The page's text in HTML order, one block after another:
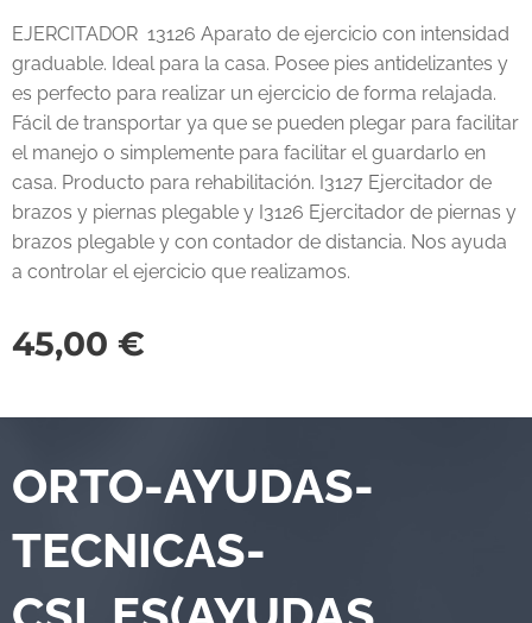
EJERCITADOR 13126 Aparato de ejercicio con intensidad
graduable. Ideal para la casa. Posee pies antidelizantes y
es perfecto para realizar un ejercicio de forma relajada.
Fácil de transportar ya que se pueden plegar para facilitar
el manejo o simplemente para facilitar el guardarlo en
casa. Producto para rehabilitación. I3127 Ejercitador de
brazos y piernas plegable y I3126 Ejercitador de piernas y
brazos plegable y con contador de distancia. Nos ayuda
a controlar el ejercicio que realizamos.
45,00 €
ORTO-AYUDAS-
TECNICAS-